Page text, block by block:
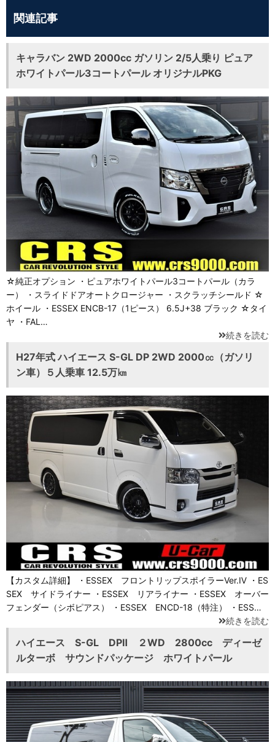
関連記事
キャラバン 2WD 2000cc ガソリン 2/5人乗り ピュア
ホワイトパール3コートパール オリジナルPKG
☆純正オプション ・ピュアホワイトパール3コートパール（カラ
ー） ・スライドドアオートクロージャー ・スクラッチシールド ☆
ホイール ・ESSEX ENCB-17（1ピース） 6.5J+38 ブラック ☆タイ
ヤ ・FAL…
続きを読む
H27年式 ハイエース S-GL DP 2WD 2000㏄（ガソリ
ン車）５人乗車 12.5万㎞
【カスタム詳細】 ・ESSEX フロントリップスポイラーVer.Ⅳ ・ES
SEX サイドライナー ・ESSEX リアライナー ・ESSEX オーバー
フェンダー（シボピアス） ・ESSEX ENCD-18（特注） ・ESS…
続きを読む
ハイエース S-GL DPⅡ ２WD 2800cc ディーゼ
ルターボ サウンドパッケージ ホワイトパール